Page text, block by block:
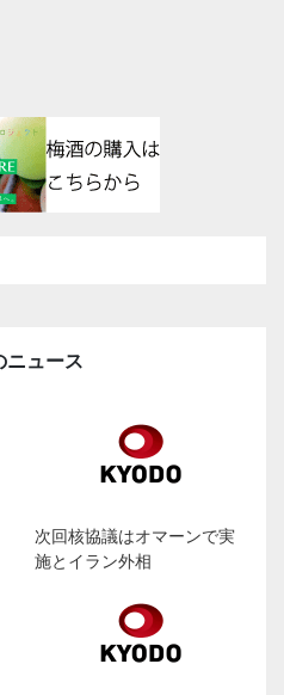
ニュース
次回核協議はオマーンで実
施とイラン外相